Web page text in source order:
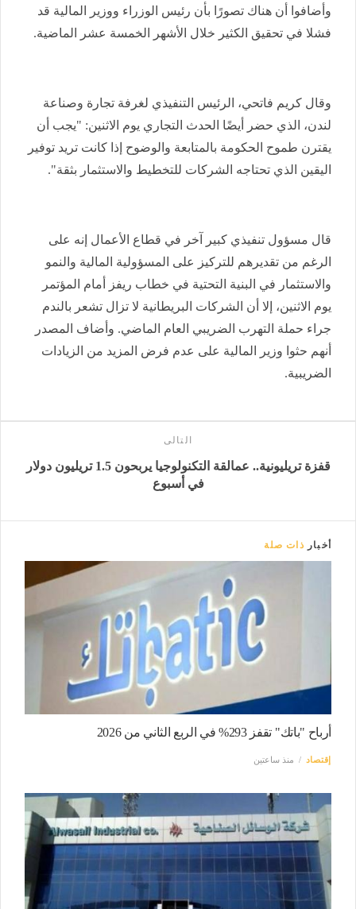
وأضافوا أن هناك تصورًا بأن رئيس الوزراء ووزير المالية قد
فشلا في تحقيق الكثير خلال الأشهر الخمسة عشر الماضية.
وقال كريم فاتحي، الرئيس التنفيذي لغرفة تجارة وصناعة
لندن، الذي حضر أيضًا الحدث التجاري يوم الاثنين: "يجب أن
يقترن طموح الحكومة بالمتابعة والوضوح إذا كانت تريد توفير
اليقين الذي تحتاجه الشركات للتخطيط والاستثمار بثقة".
قال مسؤول تنفيذي كبير آخر في قطاع الأعمال إنه على
الرغم من تقديرهم للتركيز على المسؤولية المالية والنمو
والاستثمار في البنية التحتية في خطاب ريفز أمام المؤتمر
يوم الاثنين، إلا أن الشركات البريطانية لا تزال تشعر بالندم
جراء حملة التهرب الضريبي العام الماضي. وأضاف المصدر
أنهم حثوا وزير المالية على عدم فرض المزيد من الزيادات
الضريبية.
التالى
قفزة تريليونية.. عمالقة التكنولوجيا يربحون 1.5 تريليون دولار
في أسبوع
أخبار ذات صلة
أرباح "باتك" تقفز 293% في الربع الثاني من 2026
إقتصاد منذ ساعتين